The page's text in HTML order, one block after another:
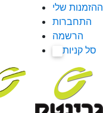
ההזמנות שלי
התחברות
הרשמה
סל קניות